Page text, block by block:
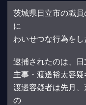
茨城県日立市の職
に
わいせつな行為をし
逮捕されたのは、
主事・渡邊裕太容疑
渡邊容疑者は先月
の